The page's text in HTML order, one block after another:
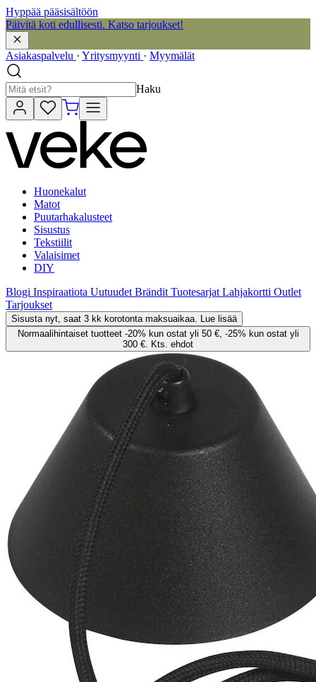
Hyppää pääsisältöön
Päivitä koti edullisesti. Katso tarjoukset!
Asiakaspalvelu · Yritysmyynti · Myymälät
Haku
Huonekalut
Matot
Puutarhakalusteet
Sisustus
Tekstiilit
Valaisimet
DIY
Blogi Inspiraatiota Uutuudet Brändit Tuotesarjat Lahjakortti Outlet
Tarjoukset
Sisusta nyt, saat 3 kk korotonta maksuaikaa. Lue lisää
Normaalihintaiset tuotteet -20% kun ostat yli 50 €, -25% kun ostat yli
300 €. Kts. ehdot